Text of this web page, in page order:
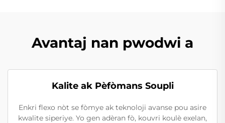
Avantaj nan pwodwi a
Kalite ak Pèfòmans Soupli
Enkri flexo nòt se fòmye ak teknoloji avanse pou asire
kwalite siperiye. Yo gen adèran fò, kouvri koulè exelan,